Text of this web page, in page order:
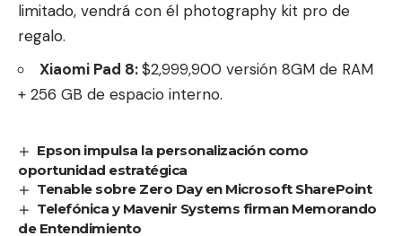
limitado, vendrá con él photography kit pro de
regalo.
Xiaomi Pad 8:$2,999,900 versión 8GM de RAM
+ 256 GB de espacio interno.
Epson impulsa la personalización como
oportunidad estratégica
Tenable sobre Zero Day en Microsoft SharePoint
Telefónica y Mavenir Systems firman Memorando
de Entendimiento